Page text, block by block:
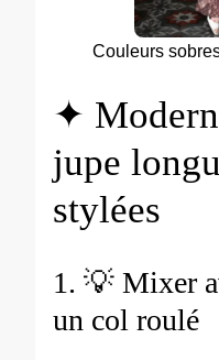
Couleurs
✦
jupe
stylées
1. 💡 Mixer
un col roulé